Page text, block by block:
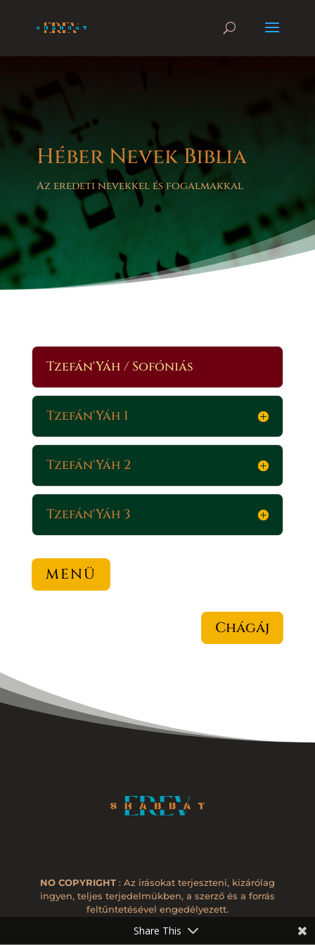
Héber Nevek Biblia
Az eredeti nevekkel és fogalmakkal
Tzefán'Yáh / Sofóniás
Tzefán'Yáh 1
Tzefán'Yáh 2
Tzefán'Yáh 3
MENÜ
Chágáj
NO COPYRIGHT: Az írásokat terjeszteni, kizárólag
ingyen, teljes terjedelmükben, a szerző és a forrás
feltűntetésével engedélyezett.
Share This